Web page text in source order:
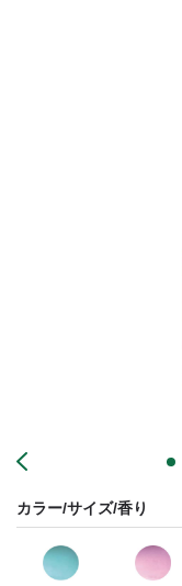
カラー/サイズ/香り